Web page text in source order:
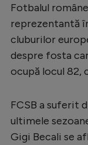
Fotbalul
reprezentantă
cluburilor
despre fosta
ocupă locul 82,
FCSB a suferit
ultimele
Gigi Becali se